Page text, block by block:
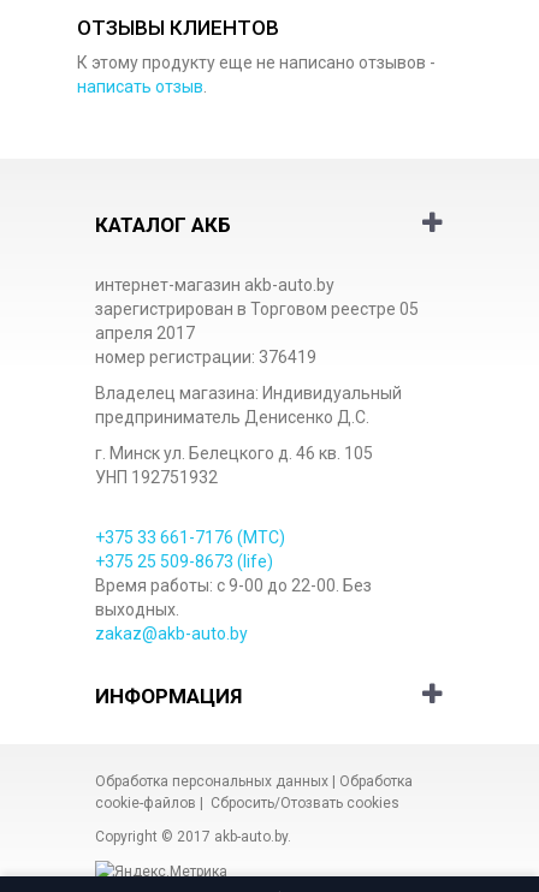
ОТЗЫВЫ КЛИЕНТОВ
К этому продукту еще не написано отзывов -
написать отзыв.
КАТАЛОГ АКБ
интернет-магазин akb-auto.by
зарегистрирован в Торговом реестре 05
апреля 2017
номер регистрации: 376419
Владелец магазина: Индивидуальный
предприниматель Денисенко Д.С.
г. Минск ул. Белецкого д. 46 кв. 105
УНП 192751932
+375 33 661-7176 (МТС)
+375 25 509-8673 (life)
Время работы: с 9-00 до 22-00. Без
выходных.
zakaz@akb-auto.by
ИНФОРМАЦИЯ
Обработка персональных данных
Обработка
cookie-файлов
Сбросить/Отозвать cookies
Copyright © 2017 akb-auto.by.